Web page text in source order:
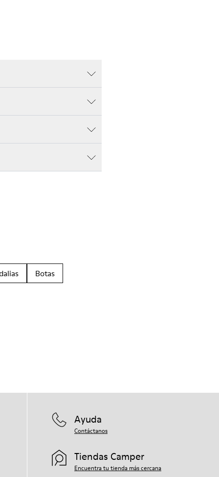
Botas
Ayuda
Contáctanos
Tiendas Camper
Encuentra tu tienda más cercana